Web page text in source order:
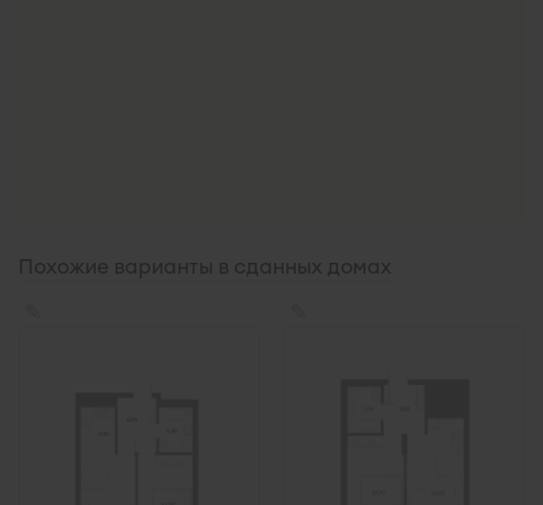
Похожие варианты в сданных домах